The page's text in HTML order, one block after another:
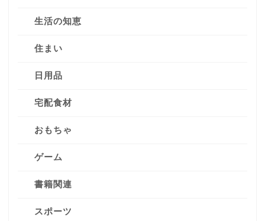
生活の知恵
住まい
日用品
宅配食材
おもちゃ
ゲーム
書籍関連
スポーツ